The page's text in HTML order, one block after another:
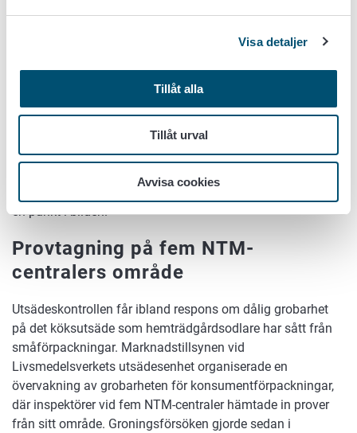
Visa detaljer
Tillåt alla
Tillåt urval
Avvisa cookies
en punkt i bilden.
Provtagning på fem NTM-
centralers område
Utsädeskontrollen får ibland respons om dålig grobarhet
på det köksutsäde som hemträdgårdsodlare har sått från
småförpackningar. Marknadstillsynen vid
Livsmedelsverkets utsädesenhet organiserade en
övervakning av grobarheten för konsumentförpackningar,
där inspektörer vid fem NTM-centraler hämtade in prover
från sitt område. Groningsförsöken gjorde sedan i